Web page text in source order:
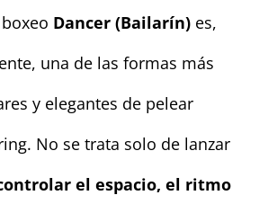
Dancer (Bailarín)es,
una de las formas más
y elegantes de pelear
No se trata solo de lanzar
el espacio, el ritmo